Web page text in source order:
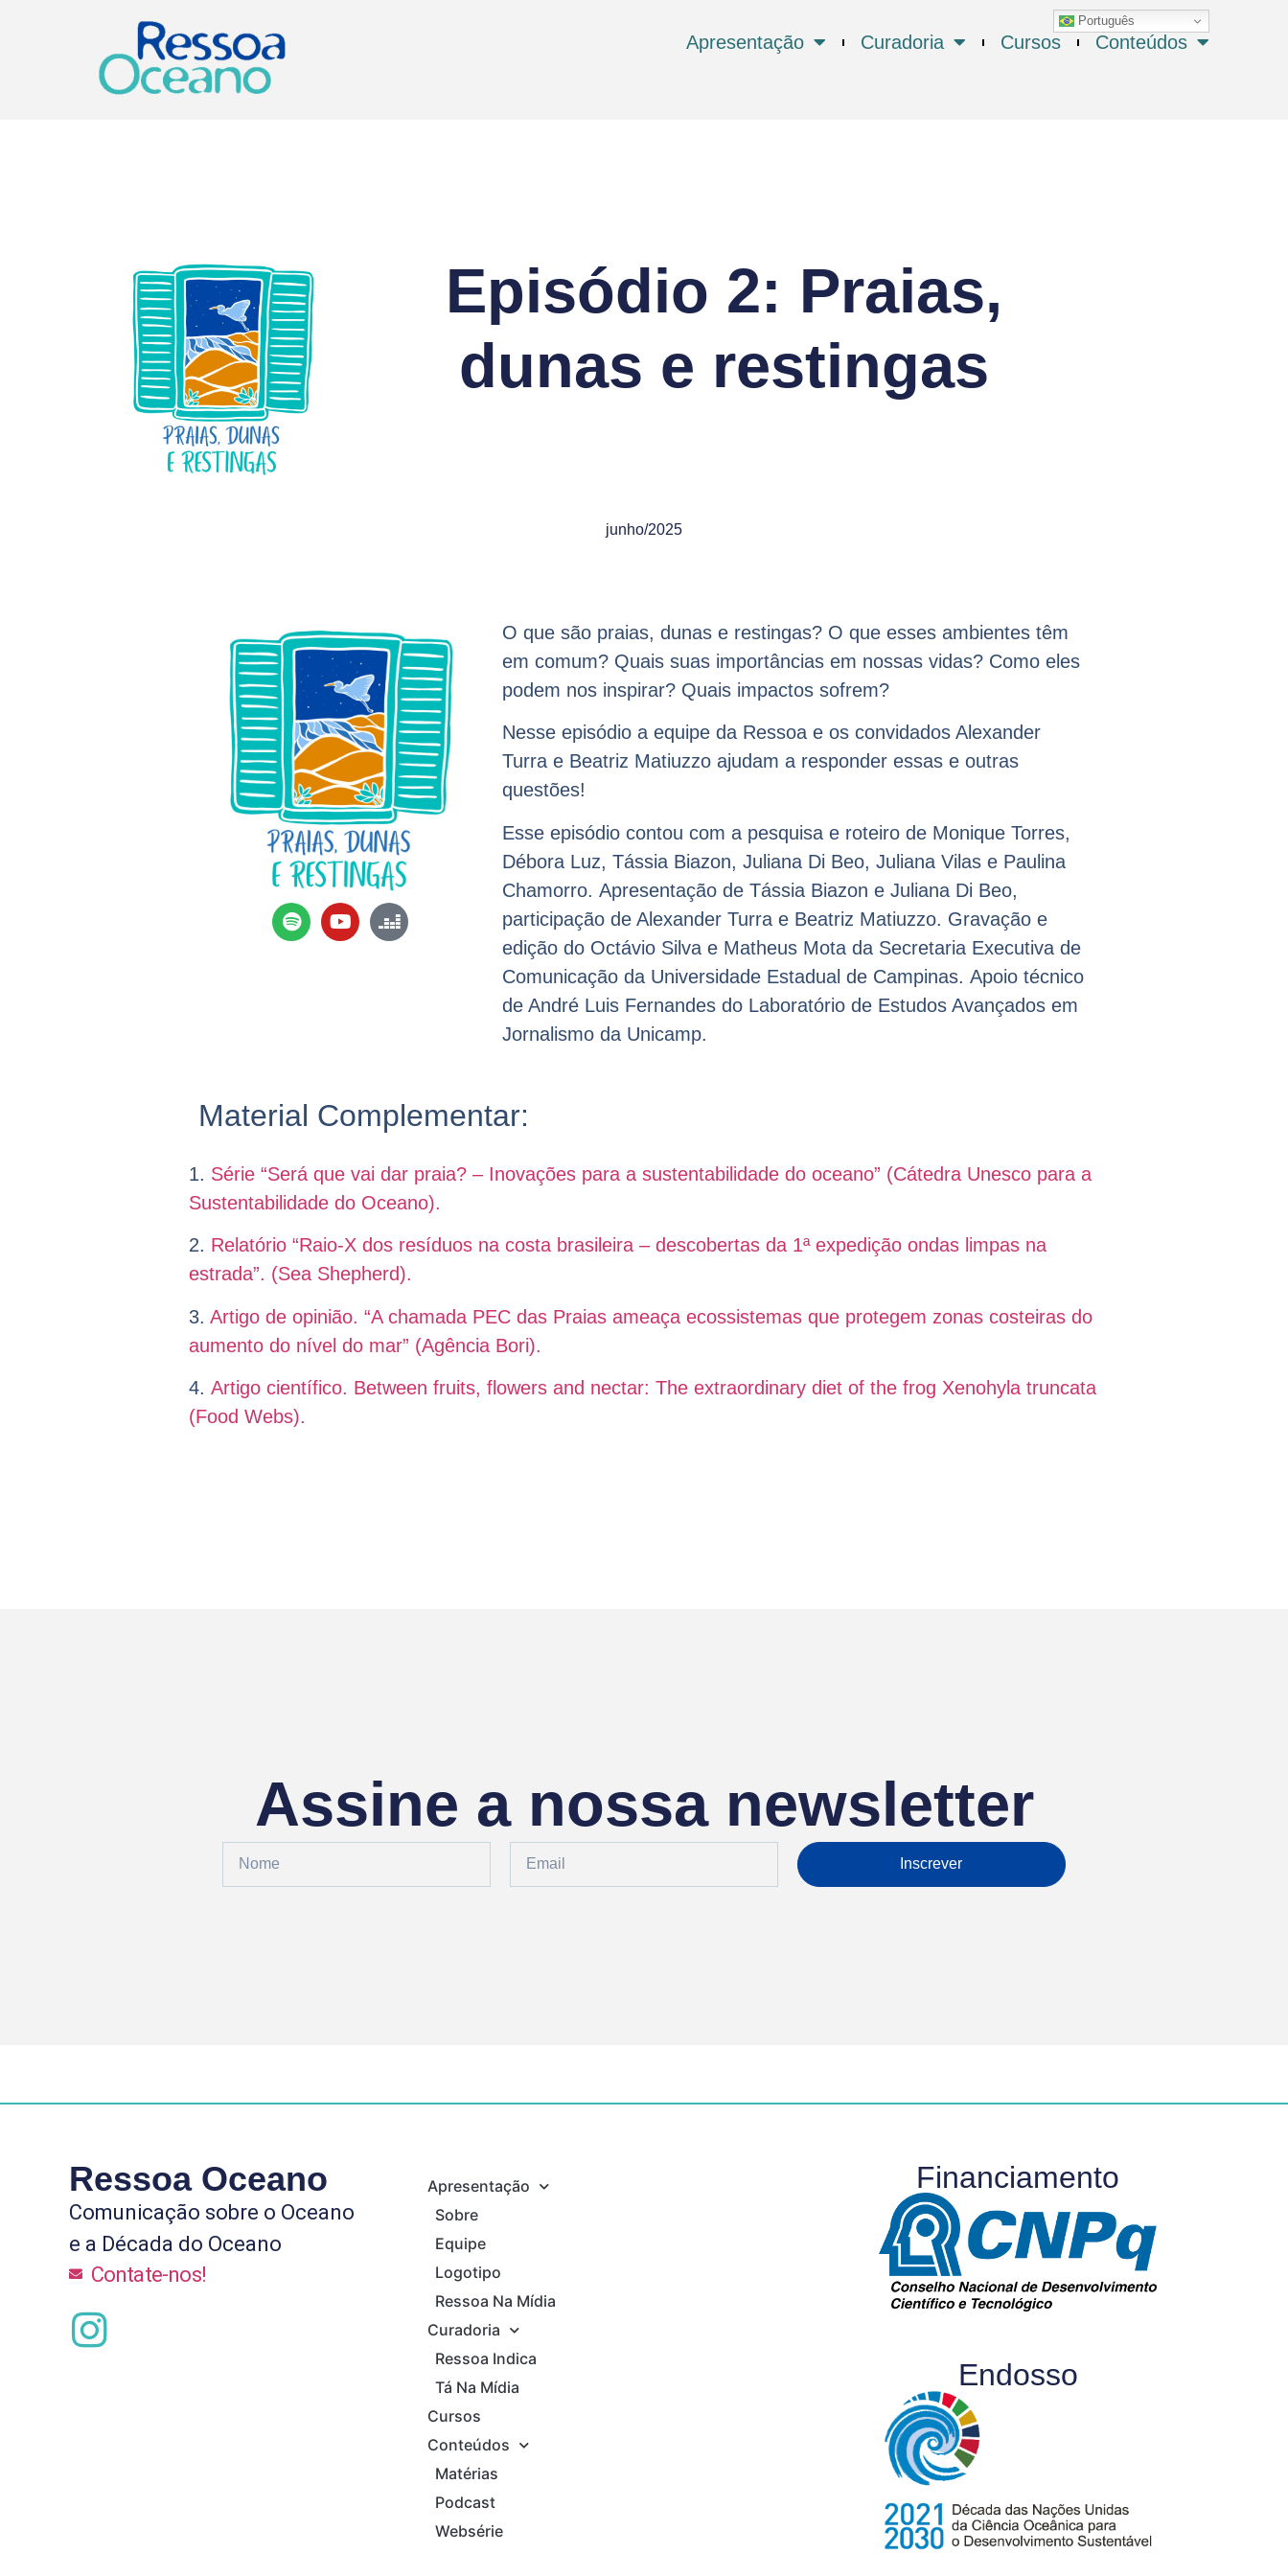
Português
Apresentação Curadoria Cursos Conteúdos
Episódio 2: Praias,
dunas e restingas
junho/2025
O que são praias, dunas e restingas? O que esses ambientes têm
em comum? Quais suas importâncias em nossas vidas? Como eles
podem nos inspirar? Quais impactos sofrem?
Nesse episódio a equipe da Ressoa e os convidados Alexander
Turra e Beatriz Matiuzzo ajudam a responder essas e outras
questões!
Esse episódio contou com a pesquisa e roteiro de Monique Torres,
Débora Luz, Tássia Biazon, Juliana Di Beo, Juliana Vilas e Paulina
Chamorro. Apresentação de Tássia Biazon e Juliana Di Beo,
participação de Alexander Turra e Beatriz Matiuzzo. Gravação e
edição do Octávio Silva e Matheus Mota da Secretaria Executiva de
Comunicação da Universidade Estadual de Campinas. Apoio técnico
de André Luis Fernandes do Laboratório de Estudos Avançados em
Jornalismo da Unicamp.
Material Complementar:
1. Série “Será que vai dar praia? – Inovações para a sustentabilidade do oceano” (Cátedra Unesco para a
Sustentabilidade do Oceano).
2. Relatório “Raio-X dos resíduos na costa brasileira – descobertas da 1ª expedição ondas limpas na
estrada”. (Sea Shepherd).
3. Artigo de opinião. “A chamada PEC das Praias ameaça ecossistemas que protegem zonas costeiras do
aumento do nível do mar” (Agência Bori).
4. Artigo científico. Between fruits, flowers and nectar: The extraordinary diet of the frog Xenohyla truncata
(Food Webs).
Assine a nossa newsletter
Inscrever
Ressoa Oceano
Comunicação sobre o Oceano
e a Década do Oceano
Contate-nos!
Apresentação
Sobre
Equipe
Logotipo
Ressoa Na Mídia
Curadoria
Ressoa Indica
Tá Na Mídia
Cursos
Conteúdos
Matérias
Podcast
Websérie
Financiamento
Endosso